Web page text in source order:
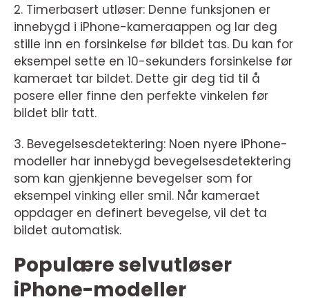
2. Timerbasert utløser: Denne funksjonen er
innebygd i iPhone-kameraappen og lar deg
stille inn en forsinkelse før bildet tas. Du kan for
eksempel sette en 10-sekunders forsinkelse før
kameraet tar bildet. Dette gir deg tid til å
posere eller finne den perfekte vinkelen før
bildet blir tatt.
3. Bevegelsesdetektering: Noen nyere iPhone-
modeller har innebygd bevegelsesdetektering
som kan gjenkjenne bevegelser som for
eksempel vinking eller smil. Når kameraet
oppdager en definert bevegelse, vil det ta
bildet automatisk.
Populære selvutløser
iPhone-modeller